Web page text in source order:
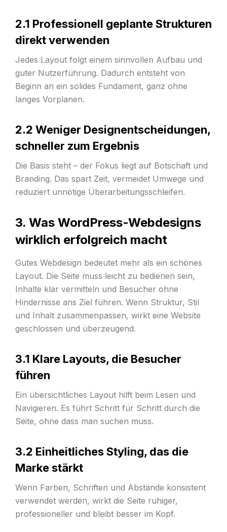
2.1 Professionell geplante Strukturen
direkt verwenden
Jedes Layout folgt einem sinnvollen Aufbau und
guter Nutzerführung. Dadurch entsteht von
Beginn an ein solides Fundament, ganz ohne
langes Vorplanen.
2.2 Weniger Designentscheidungen,
schneller zum Ergebnis
Die Basis steht – der Fokus liegt auf Botschaft und
Branding. Das spart Zeit, vermeidet Umwege und
reduziert unnötige Überarbeitungsschleifen.
3. Was WordPress-Webdesigns
wirklich erfolgreich macht
Gutes Webdesign bedeutet mehr als ein schönes
Layout. Die Seite muss leicht zu bedienen sein,
Inhalte klar vermitteln und Besucher ohne
Hindernisse ans Ziel führen. Wenn Struktur, Stil
und Inhalt zusammenpassen, wirkt eine Website
geschlossen und überzeugend.
3.1 Klare Layouts, die Besucher
führen
Ein übersichtliches Layout hilft beim Lesen und
Navigieren. Es führt Schritt für Schritt durch die
Seite, ohne dass man suchen muss.
3.2 Einheitliches Styling, das die
Marke stärkt
Wenn Farben, Schriften und Abstände konsistent
verwendet werden, wirkt die Seite ruhiger,
professioneller und bleibt besser im Kopf.